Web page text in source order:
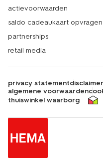
actievoorwaarden
saldo cadeaukaart opvragen
partnerships
retail media
privacy statementdisclaimer
algemene voorwaarden
thuiswinkel waarborg